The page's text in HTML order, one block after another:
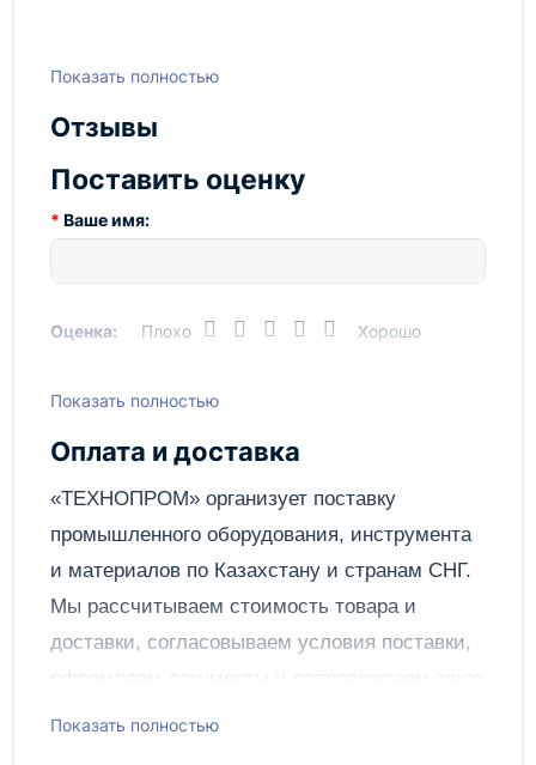
Показать полностью
Отзывы
Поставить оценку
Ваше имя:
Оценка: Плохо Хорошо
Написать отзыв
Показать полностью
Оплата и доставка
«ТЕХНОПРОМ» организует поставку
промышленного оборудования, инструмента
и материалов по Казахстану и странам СНГ.
Мы рассчитываем стоимость товара и
доставки, согласовываем условия поставки,
до получения клиентом.
Показать полностью